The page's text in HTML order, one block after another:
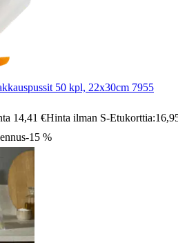
50 kpl, 22x30cm 7955
14,41 €Hinta ilman S-Etukorttia:
-15 %